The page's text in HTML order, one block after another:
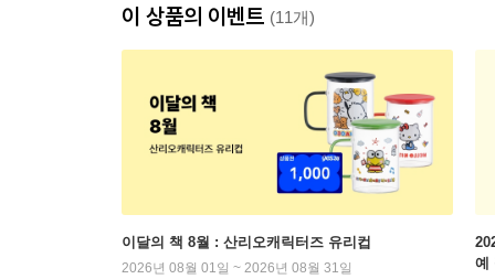
이 상품의 이벤트 (11개)
이달의 책 8월 : 산리오캐릭터즈 유리컵
2026년 08월 01일 ~ 2026년 08월 31일
예